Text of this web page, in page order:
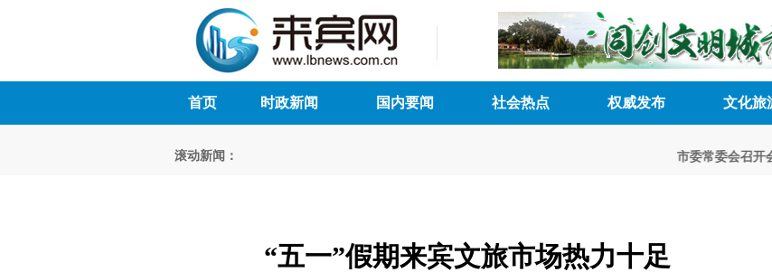
首页 时政新闻 国内要闻 社会热点 权威发布 文化旅
滚动新闻： 市委常委会召开会
“五一”假期来宾文旅市场热力十足